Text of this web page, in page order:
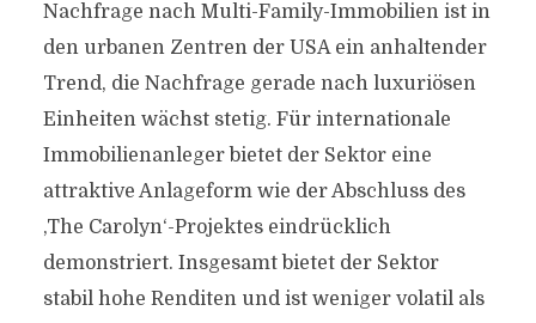
Nachfrage nach Multi-Family-Immobilien ist in
den urbanen Zentren der USA ein anhaltender
Trend, die Nachfrage gerade nach luxuriösen
Einheiten wächst stetig. Für internationale
Immobilienanleger bietet der Sektor eine
attraktive Anlageform wie der Abschluss des
,The Carolyn‘-Projektes eindrücklich
demonstriert. Insgesamt bietet der Sektor
stabil hohe Renditen und ist weniger volatil als